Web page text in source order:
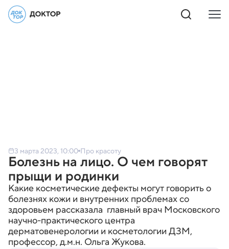
3 марта 2023, 10:00 Про красоту
Болезнь на лицо. О чем говорят
прыщи и родинки
Какие косметические дефекты могут говорить о
болезнях кожи и внутренних проблемах со
здоровьем рассказала главный врач Московского
научно-практического центра
дерматовенерологии и косметологии ДЗМ,
профессор, д.м.н. Ольга Жукова.